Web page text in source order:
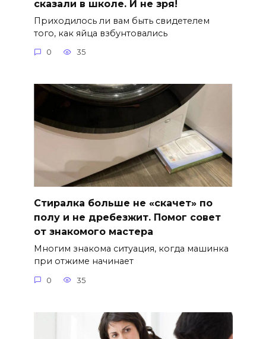
сказали в школе. И не зря!
Приходилось ли вам быть свидетелем
того, как яйца взбунтовались
0 35
Стиралка больше не «скачет» по
полу и не дребезжит. Помог совет
от знакомого мастера
Многим знакома ситуация, когда машинка
при отжиме начинает
0 35